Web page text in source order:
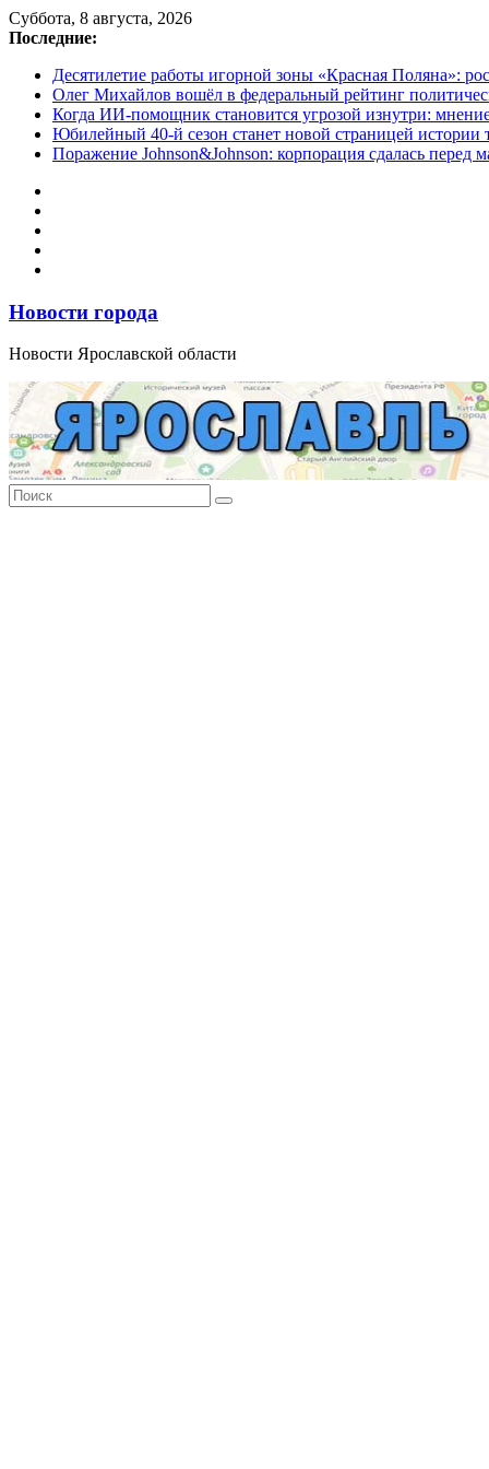
Перейти
к
Суббота, 8 августа, 2026
Последние:
Десятилетие работы игорной зоны «Красная Поляна»:
Олег Михайлов вошёл в федеральный рейтинг
Когда ИИ-помощник становится угрозой изнутри:
Юбилейный 40-й сезон станет новой страницей истории
Поражение Johnson&Johnson: корпорация сдалась перед
Новости города
Новости Ярославской области